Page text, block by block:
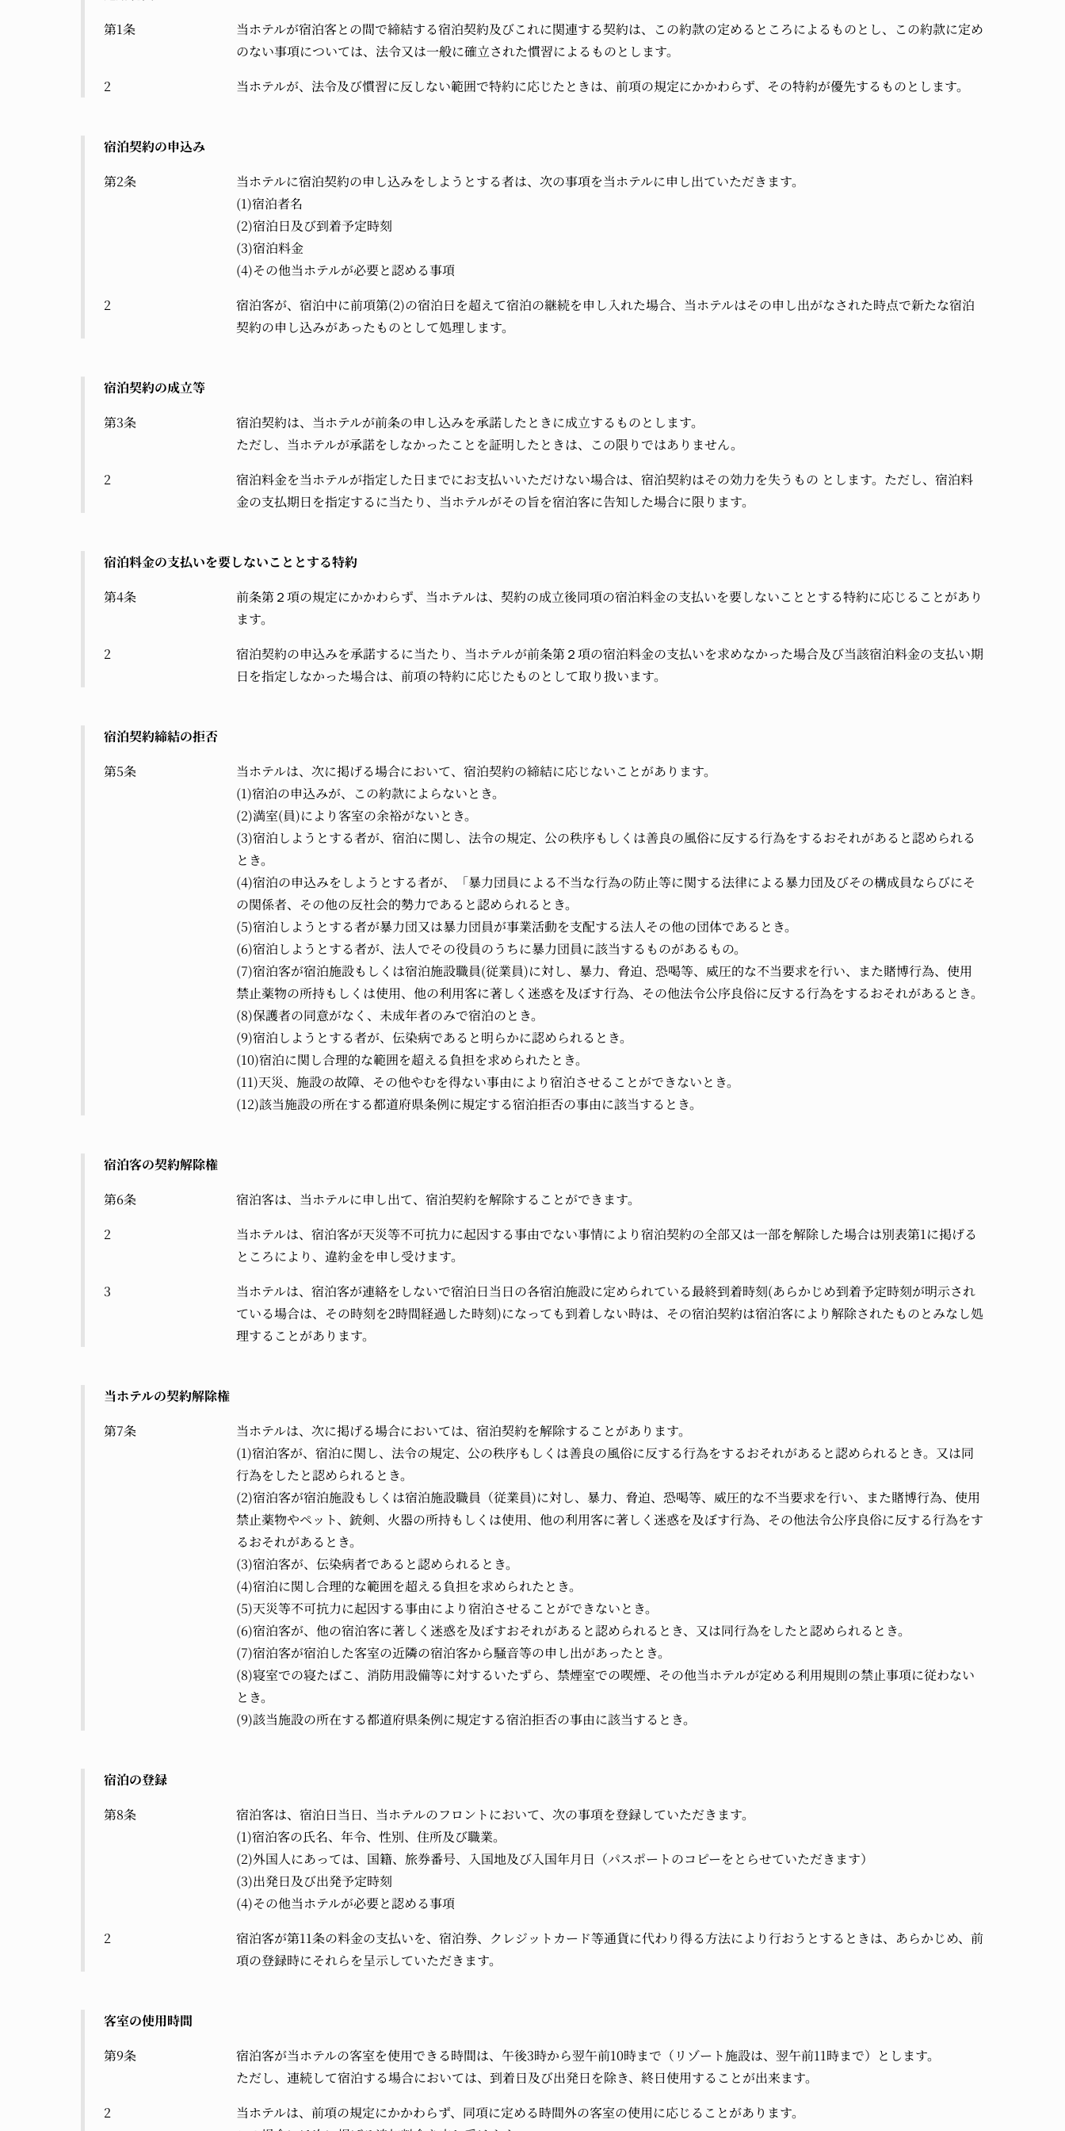
第1条
当ホテルが宿泊客との間で締結する宿泊契約及びこれに関連する契約は、この約款の定めるところによるものとし、この約款に定め
のない事項については、法令又は一般に確立された慣習によるものとします。
2
当ホテルが、法令及び慣習に反しない範囲で特約に応じたときは、前項の規定にかかわらず、その特約が優先するものとします。
宿泊契約の申込み
第2条
当ホテルに宿泊契約の申し込みをしようとする者は、次の事項を当ホテルに申し出ていただきます。
(1)宿泊者名
(2)宿泊日及び到着予定時刻
(3)宿泊料金
(4)その他当ホテルが必要と認める事項
2
宿泊客が、宿泊中に前項第(2)の宿泊日を超えて宿泊の継続を申し入れた場合、当ホテルはその申し出がなされた時点で新たな宿泊
契約の申し込みがあったものとして処理します。
宿泊契約の成立等
第3条
宿泊契約は、当ホテルが前条の申し込みを承諾したときに成立するものとします。
ただし、当ホテルが承諾をしなかったことを証明したときは、この限りではありません。
2
宿泊料金を当ホテルが指定した日までにお支払いいただけない場合は、宿泊契約はその効力を失うもの とします。ただし、宿泊料
金の支払期日を指定するに当たり、当ホテルがその旨を宿泊客に告知した場合に限ります。
宿泊料金の支払いを要しないこととする特約
第4条
前条第２項の規定にかかわらず、当ホテルは、契約の成立後同項の宿泊料金の支払いを要しないこととする特約に応じることがあり
ます。
2
宿泊契約の申込みを承諾するに当たり、当ホテルが前条第２項の宿泊料金の支払いを求めなかった場合及び当該宿泊料金の支払い期
日を指定しなかった場合は、前項の特約に応じたものとして取り扱います。
宿泊契約締結の拒否
第5条
当ホテルは、次に掲げる場合において、宿泊契約の締結に応じないことがあります。
(1)宿泊の申込みが、この約款によらないとき。
(2)満室(員)により客室の余裕がないとき。
(3)宿泊しようとする者が、宿泊に関し、法令の規定、公の秩序もしくは善良の風俗に反する行為をするおそれがあると認められる
とき。
(4)宿泊の申込みをしようとする者が、「暴力団員による不当な行為の防止等に関する法律による暴力団及びその構成員ならびにそ
の関係者、その他の反社会的勢力であると認められるとき。
(5)宿泊しようとする者が暴力団又は暴力団員が事業活動を支配する法人その他の団体であるとき。
(6)宿泊しようとする者が、法人でその役員のうちに暴力団員に該当するものがあるもの。
(7)宿泊客が宿泊施設もしくは宿泊施設職員(従業員)に対し、暴力、脅迫、恐喝等、威圧的な不当要求を行い、また賭博行為、使用
禁止薬物の所持もしくは使用、他の利用客に著しく迷惑を及ぼす行為、その他法令公序良俗に反する行為をするおそれがあるとき。
(8)保護者の同意がなく、未成年者のみで宿泊のとき。
(9)宿泊しようとする者が、伝染病であると明らかに認められるとき。
(10)宿泊に関し合理的な範囲を超える負担を求められたとき。
(11)天災、施設の故障、その他やむを得ない事由により宿泊させることができないとき。
(12)該当施設の所在する都道府県条例に規定する宿泊拒否の事由に該当するとき。
宿泊客の契約解除権
第6条
宿泊客は、当ホテルに申し出て、宿泊契約を解除することができます。
2
当ホテルは、宿泊客が天災等不可抗力に起因する事由でない事情により宿泊契約の全部又は一部を解除した場合は別表第1に掲げる
ところにより、違約金を申し受けます。
3
当ホテルは、宿泊客が連絡をしないで宿泊日当日の各宿泊施設に定められている最終到着時刻(あらかじめ到着予定時刻が明示され
ている場合は、その時刻を2時間経過した時刻)になっても到着しない時は、その宿泊契約は宿泊客により解除されたものとみなし処
理することがあります。
当ホテルの契約解除権
第7条
当ホテルは、次に掲げる場合においては、宿泊契約を解除することがあります。
(1)宿泊客が、宿泊に関し、法令の規定、公の秩序もしくは善良の風俗に反する行為をするおそれがあると認められるとき。又は同
行為をしたと認められるとき。
(2)宿泊客が宿泊施設もしくは宿泊施設職員（従業員)に対し、暴力、脅迫、恐喝等、威圧的な不当要求を行い、また賭博行為、使用
禁止薬物やペット、銃剣、火器の所持もしくは使用、他の利用客に著しく迷惑を及ぼす行為、その他法令公序良俗に反する行為をす
るおそれがあるとき。
(3)宿泊客が、伝染病者であると認められるとき。
(4)宿泊に関し合理的な範囲を超える負担を求められたとき。
(5)天災等不可抗力に起因する事由により宿泊させることができないとき。
(6)宿泊客が、他の宿泊客に著しく迷惑を及ぼすおそれがあると認められるとき、又は同行為をしたと認められるとき。
(7)宿泊客が宿泊した客室の近隣の宿泊客から騒音等の申し出があったとき。
(8)寝室での寝たばこ、消防用設備等に対するいたずら、禁煙室での喫煙、その他当ホテルが定める利用規則の禁止事項に従わない
とき。
(9)該当施設の所在する都道府県条例に規定する宿泊拒否の事由に該当するとき。
宿泊の登録
第8条
宿泊客は、宿泊日当日、当ホテルのフロントにおいて、次の事項を登録していただきます。
(1)宿泊客の氏名、年令、性別、住所及び職業。
(2)外国人にあっては、国籍、旅券番号、入国地及び入国年月日（パスポートのコピーをとらせていただきます）
(3)出発日及び出発予定時刻
(4)その他当ホテルが必要と認める事項
2
宿泊客が第11条の料金の支払いを、宿泊券、クレジットカード等通貨に代わり得る方法により行おうとするときは、あらかじめ、前
項の登録時にそれらを呈示していただきます。
客室の使用時間
第9条
宿泊客が当ホテルの客室を使用できる時間は、午後3時から翌午前10時まで（リゾート施設は、翌午前11時まで）とします。
ただし、連続して宿泊する場合においては、到着日及び出発日を除き、終日使用することが出来ます。
2
当ホテルは、前項の規定にかかわらず、同項に定める時間外の客室の使用に応じることがあります。